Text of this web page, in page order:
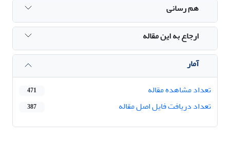
هم رسانی
ارجاع به این مقاله
آمار
تعداد مشاهده مقاله
471
تعداد دریافت فایل اصل مقاله 387